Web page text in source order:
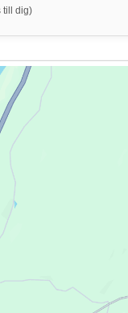
till dig)